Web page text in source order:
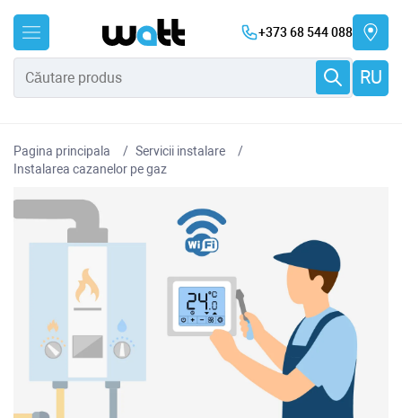
+373 68 544 088
RU
Pagina principala
Servicii instalare
Instalarea cazanelor pe gaz